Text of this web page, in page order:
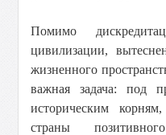
Помимо
цивилизации,
жизненного
важная задача: под
историческим
страны